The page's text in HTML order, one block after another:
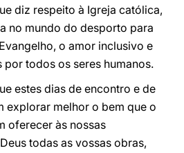
diz respeito à Igreja católica,
no mundo do desporto para
o amor inclusivo e
todos os seres humanos.
estes dias de encontro e de
explorar melhor o bem que o
oferecer às nossas
todas as vossas obras,